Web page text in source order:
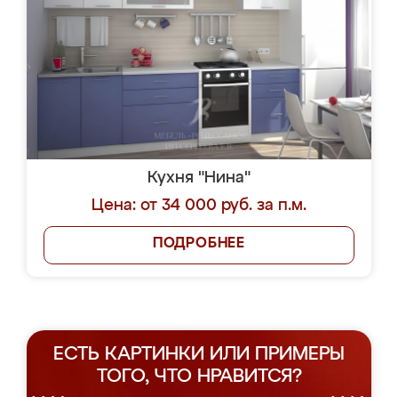
Кухня "Нина"
Цена: от 34 000 руб. за п.м.
ПОДРОБНЕЕ
ЕСТЬ КАРТИНКИ ИЛИ ПРИМЕРЫ
ТОГО, ЧТО НРАВИТСЯ?